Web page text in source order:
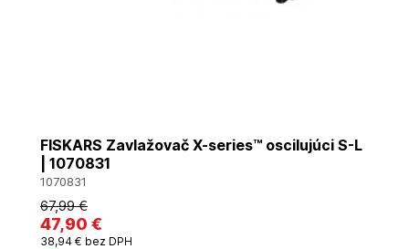
FISKARS Zavlažovač X-series™ oscilujúci S-L
| 1070831
1070831
67,99 €
47,90 €
38,94 € bez DPH